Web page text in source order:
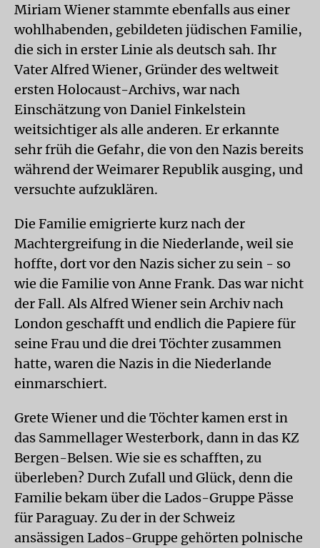
Miriam Wiener stammte ebenfalls aus einer
wohlhabenden, gebildeten jüdischen Familie,
die sich in erster Linie als deutsch sah. Ihr
Vater Alfred Wiener, Gründer des weltweit
ersten Holocaust-Archivs, war nach
Einschätzung von Daniel Finkelstein
weitsichtiger als alle anderen. Er erkannte
sehr früh die Gefahr, die von den Nazis bereits
während der Weimarer Republik ausging, und
versuchte aufzuklären.
Die Familie emigrierte kurz nach der
Machtergreifung in die Niederlande, weil sie
hoffte, dort vor den Nazis sicher zu sein - so
wie die Familie von Anne Frank. Das war nicht
der Fall. Als Alfred Wiener sein Archiv nach
London geschafft und endlich die Papiere für
seine Frau und die drei Töchter zusammen
hatte, waren die Nazis in die Niederlande
einmarschiert.
Grete Wiener und die Töchter kamen erst in
das Sammellager Westerbork, dann in das KZ
Bergen-Belsen. Wie sie es schafften, zu
überleben? Durch Zufall und Glück, denn die
Familie bekam über die Lados-Gruppe Pässe
für Paraguay. Zu der in der Schweiz
ansässigen Lados-Gruppe gehörten polnische